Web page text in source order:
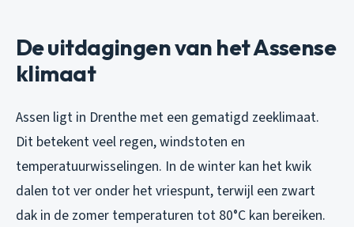
De uitdagingen van het Assense
klimaat
Assen ligt in Drenthe met een gematigd zeeklimaat.
Dit betekent veel regen, windstoten en
temperatuurwisselingen. In de winter kan het kwik
dalen tot ver onder het vriespunt, terwijl een zwart
dak in de zomer temperaturen tot 80°C kan bereiken.